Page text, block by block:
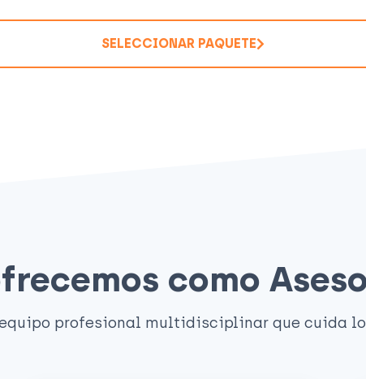
SELECCIONAR PAQUETE
como
equipo profesional multidisciplinar que cuida